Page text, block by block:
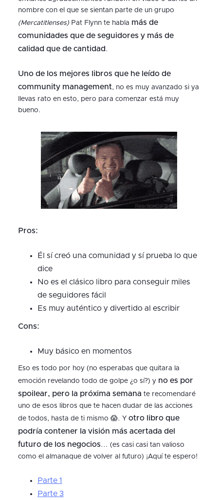
nombre con el que se sientan parte de un grupo
(Mercatitlenses)Pat Flynn te habla más de
comunidades que de seguidores y más de
calidad que de cantidad .
Uno de los mejores libros que he leído de
community management, no es muy avanzado si ya
llevas rato en esto, pero para comenzar está muy
bueno.
Pros:
Él sí creó una comunidad y sí prueba lo que
dice
No es el clásico libro para conseguir miles
de seguidores fácil
Es muy auténtico y divertido al escribir
Cons:
Muy básico en momentos
Eso es todo por hoy (no esperabas que quitara la
emoción revelando todo de golpe ¿o sí?) y no es por
spoilear, pero la próxima semana te recomendaré
uno de esos libros que te hacen dudar de las acciones
de todos, hasta de ti mismo 😱. Y otro libro que
podría contener la visión más acertada del
futuro de los negocios... (es casi casi tan valioso
como el almanaque de volver al futuro) ¡Aquí te espero!
Parte 1
Parte 3